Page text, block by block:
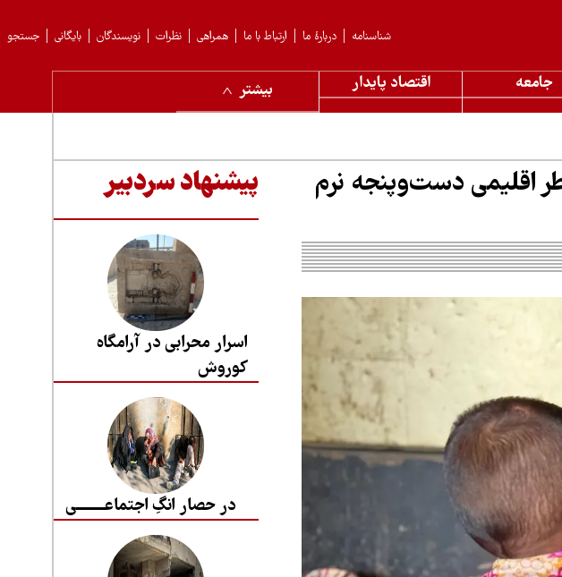
جستجو بایگانی نویسندگان نظرات همراهی ارتباط با ما دربارهٔ ما شناسنامه
جامعه اقتصاد پایدار
بیشتر
اقلیمی دست‌وپنجه نرم
پیشنهاد سردبیر
اسرار محرابی در آرامگاه
کوروش
در حصار انگِ اجتماعــــــــی